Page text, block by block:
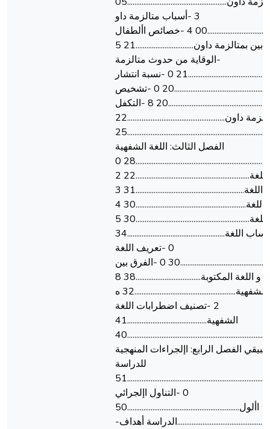
3 -أسباب متالزمة داو
ن......................................................00 4 -خصائص األطفال
المصابين بمتالزمة داون................................21 5
-الوقاية من حدوث متالزمة
داون............................................21 0 -نسبة انتشار
متالزمة داون.................................................20 0 -تشخيص
متالزمة داون....................................................20 8 -التكفل
بمتالزمة داون......................................................22
خالصة...................................................................................25
الفصل الثالث: اللغة الشفهية
تمهيد.....................................................................................28 0
-تعريف اللغة...............................................................22 2
-خصائص اللغة............................................................31 3
-مستويات اللغة.............................................................30 4
-وظائف اللغة...............................................................30 5
-نظريات اكتساب اللغة......................................................34
0 -تعريف اللغة
الشفهية.......................................................30 0 -الفرق بين
اللغة الشفهية و اللغة المكتوبة....................................38 8
-أهمية اللغة الشفهية........................................................32 ه
2 -تصنيف اضطرابات اللغة
الشفهية............................................41
خالصة....................................................................................40
الفصل الرابع: اإلجراءات المنهجية
للدراسة
تمهيد..............................................................................................51
0 -التناول اإلجرائي
األول..............................................................50
أهداف-